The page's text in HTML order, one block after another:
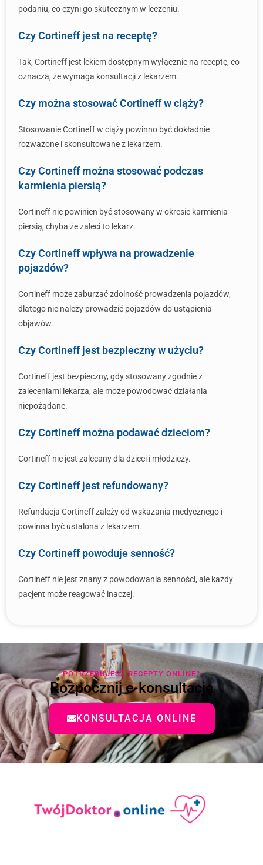
podaniu, co czyni go skutecznym w leczeniu.
Czy Cortineff jest na receptę?
Tak, Cortineff jest lekiem dostępnym wyłącznie na receptę, co
oznacza, że wymaga konsultacji z lekarzem.
Czy można stosować Cortineff w ciąży?
Stosowanie Cortineff w ciąży powinno być dokładnie
rozważone i skonsultowane z lekarzem.
Czy Cortineff można stosować podczas
karmienia piersią?
Cortineff nie powinien być stosowany w okresie karmienia
piersią, chyba że zaleci to lekarz.
Czy Cortineff wpływa na prowadzenie
pojazdów?
Cortineff może zaburzać zdolność prowadzenia pojazdów,
dlatego nie należy prowadzić pojazdów do ustąpienia
objawów.
Czy Cortineff jest bezpieczny w użyciu?
Cortineff jest bezpieczny, gdy stosowany zgodnie z
zaleceniami lekarza, ale może powodować działania
niepożądane.
Czy Cortineff można podawać dzieciom?
Cortineff nie jest zalecany dla dzieci i młodzieży.
Czy Cortineff jest refundowany?
Refundacja Cortineff zależy od wskazania medycznego i
powinna być ustalona z lekarzem.
Czy Cortineff powoduje senność?
Cortineff nie jest znany z powodowania senności, ale każdy
pacjent może reagować inaczej.
POTRZEBUJESZ RECEPTY ONLINE?
Rozpocznij e-konsultację
KONSULTACJA ONLINE